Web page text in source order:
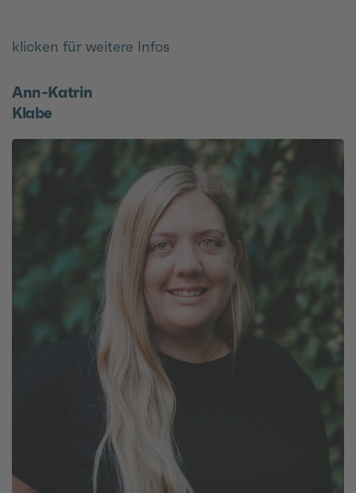
klicken für weitere Infos
Ann-Katrin
Klabe